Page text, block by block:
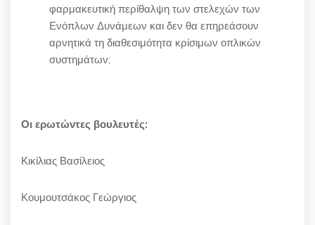
φαρμακευτική περίθαλψη των στελεχών των
Ενόπλων Δυνάμεων και δεν θα επηρεάσουν
αρνητικά τη διαθεσιμότητα κρίσιμων οπλικών
συστημάτων;
Οι ερωτώντες βουλευτές:
Κικίλιας Βασίλειος
Κουμουτσάκος Γεώργιος